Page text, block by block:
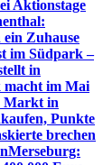
Aktionstage
ein Zuhause
im Südpark –
in
im Mai
Markt in
Punkte
brechen
Merseburg: